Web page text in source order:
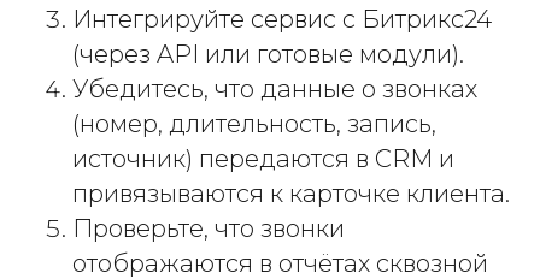
Интегрируйте сервис с Битрикс24
(через API или готовые модули).
Убедитесь, что данные о звонках
(номер, длительность, запись,
источник) передаются в CRM и
привязываются к карточке клиента.
Проверьте, что звонки
отображаются в отчётах сквозной